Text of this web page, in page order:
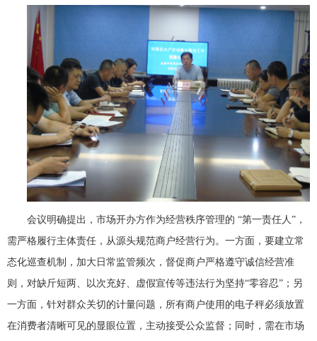
会议明确提出，市场开办方作为经营秩序管理的 “第一责任人”，
需严格履行主体责任，从源头规范商户经营行为。一方面，要建立常
态化巡查机制，加大日常监管频次，督促商户严格遵守诚信经营准
则，对缺斤短两、以次充好、虚假宣传等违法行为坚持“零容忍”；另
一方面，针对群众关切的计量问题，所有商户使用的电子秤必须放置
在消费者清晰可见的显眼位置，主动接受公众监督；同时，需在市场